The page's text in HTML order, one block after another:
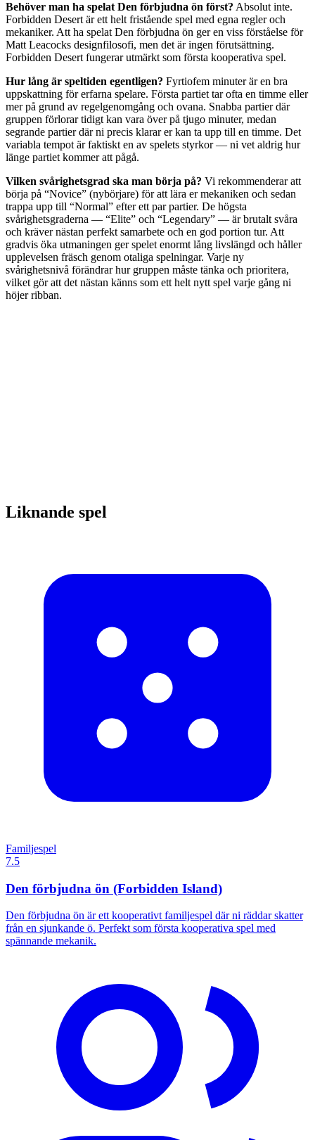
Behöver man ha spelat Den förbjudna ön först? Absolut inte.
Forbidden Desert är ett helt fristående spel med egna regler och
mekaniker. Att ha spelat Den förbjudna ön ger en viss förståelse för
Matt Leacocks designfilosofi, men det är ingen förutsättning.
Forbidden Desert fungerar utmärkt som första kooperativa spel.
Hur lång är speltiden egentligen? Fyrtiofem minuter är en bra
uppskattning för erfarna spelare. Första partiet tar ofta en timme eller
mer på grund av regelgenomgång och ovana. Snabba partier där
gruppen förlorar tidigt kan vara över på tjugo minuter, medan
segrande partier där ni precis klarar er kan ta upp till en timme. Det
variabla tempot är faktiskt en av spelets styrkor — ni vet aldrig hur
länge partiet kommer att pågå.
Vilken svårighetsgrad ska man börja på? Vi rekommenderar att
börja på “Novice” (nybörjare) för att lära er mekaniken och sedan
trappa upp till “Normal” efter ett par partier. De högsta
svårighetsgraderna — “Elite” och “Legendary” — är brutalt svåra
och kräver nästan perfekt samarbete och en god portion tur. Att
gradvis öka utmaningen ger spelet enormt lång livslängd och håller
upplevelsen fräsch genom otaliga spelningar. Varje ny
svårighetsnivå förändrar hur gruppen måste tänka och prioritera,
vilket gör att det nästan känns som ett helt nytt spel varje gång ni
höjer ribban.
Liknande spel
Familjespel
7.5
Den förbjudna ön (Forbidden Island)
Den förbjudna ön är ett kooperativt familjespel där ni räddar skatter
från en sjunkande ö. Perfekt som första kooperativa spel med
spännande mekanik.